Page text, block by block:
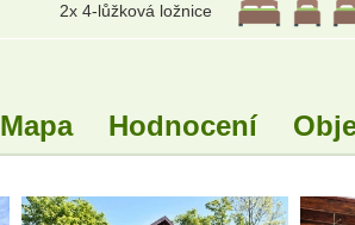
2x 4-lůžková ložnice
Mapa Hodnocení